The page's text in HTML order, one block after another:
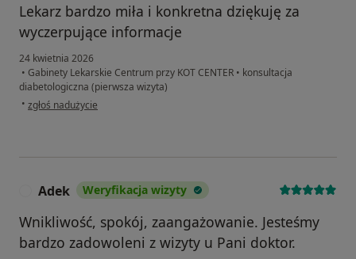
Lekarz bardzo miła i konkretna dziękuję za
wyczerpujące informacje
24 kwietnia 2026
• Gabinety Lekarskie Centrum przy KOT CENTER • konsultacja
diabetologiczna (pierwsza wizyta)
• w opinii użytkownika DK
zgłoś nadużycie
Adek Weryfikacja wizyty
Wnikliwość, spokój, zaangażowanie. Jesteśmy
bardzo zadowoleni z wizyty u Pani doktor.